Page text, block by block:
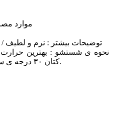
موارد
توضیحات بیشتر : نرم و لطیف /
نحوه ی شستشو : بهترین
کتان ۳۰ درجه ی سانتی گراد در نظر گرفته می شود.